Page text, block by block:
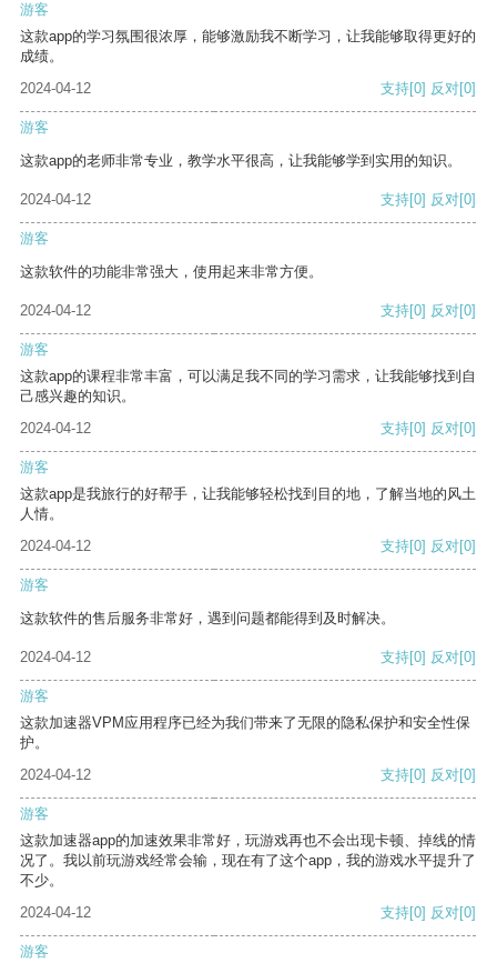
游客
这款app的学习氛围很浓厚，能够激励我不断学习，让我能够取得更好的
成绩。
2024-04-12
支持[0] 反对[0]
游客
这款app的老师非常专业，教学水平很高，让我能够学到实用的知识。
2024-04-12 支持[0] 反对[0]
游客
这款软件的功能非常强大，使用起来非常方便。
2024-04-12 支持[0] 反对[0]
游客
这款app的课程非常丰富，可以满足我不同的学习需求，让我能够找到自
己感兴趣的知识。
2024-04-12
支持[0] 反对[0]
游客
这款app是我旅行的好帮手，让我能够轻松找到目的地，了解当地的风土
人情。
2024-04-12
支持[0] 反对[0]
游客
这款软件的售后服务非常好，遇到问题都能得到及时解决。
2024-04-12 支持[0] 反对[0]
游客
这款加速器VPM应用程序已经为我们带来了无限的隐私保护和安全性保
护。
2024-04-12
支持[0] 反对[0]
游客
这款加速器app的加速效果非常好，玩游戏再也不会出现卡顿、掉线的情
况了。我以前玩游戏经常会输，现在有了这个app，我的游戏水平提升了
不少。
2024-04-12
支持[0] 反对[0]
游客